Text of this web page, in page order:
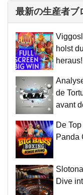
最新の生産者ブ
holst
heraus!
de
avant
De
Panda
Dive